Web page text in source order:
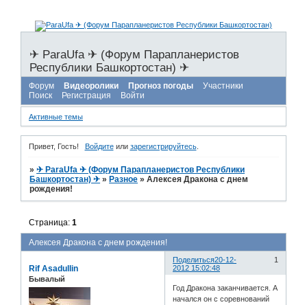
✈ ParaUfa ✈ (Форум Парапланеристов
Республики Башкортостан) ✈
Форум Видеоролики Прогноз погоды
Участники
Поиск
Регистрация Войти
Активные темы
Привет, Гость! Войдитеили зарегистрируйтесь.
»✈ ParaUfa ✈ (Форум Парапланеристов Республики
Башкортостан) ✈ » Разное »Алексея Дракона с днем
рождения!
Алексея Дракона с днем рождения!
Страница:1
Поделиться 1
20-12-
2012 15:02:48
Rif Asadullin
Бывалый
Год Дракона заканчивается. А
начался он с соревнований